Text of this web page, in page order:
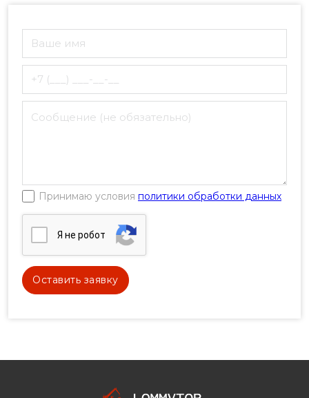
Принимаю условия политики обработки данных
Я нe poбoт